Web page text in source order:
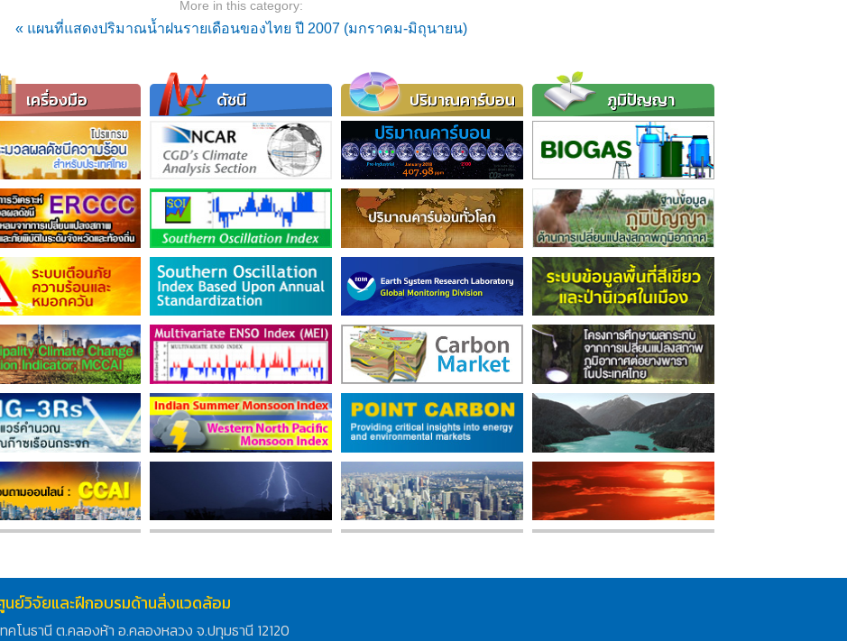
More in this category:
« แผนที่แสดงปริมาณน้ำฝนรายเดือนของไทย ปี 2007 (มกราคม-มิถุนายน)
เครื่องมือ ดัชนี ปริมาณคาร์บอน ภูมิปัญญา
นย์วิจัยและฝึกอบรมด้านสิ่งแวดล้อม
คโนธานี ต.คลองห้า อ.คลองหลวง จ.ปทุมธานี 12120